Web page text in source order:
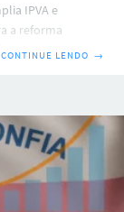
IPVA e
a reforma
de
destino, com
CONTINUE LENDO →